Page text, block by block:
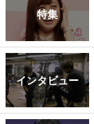
特集
インタビュー